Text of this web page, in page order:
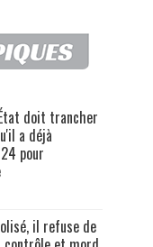
doit trancher
a déjà
pour
il refuse de